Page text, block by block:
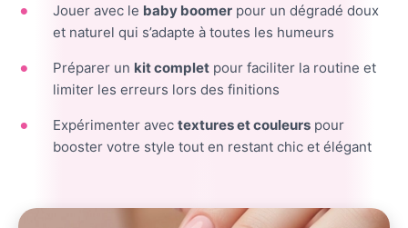
Jouer avec le baby boomerpour un dégradé doux
et naturel qui s’adapte à toutes les humeurs
Préparer un kit completpour faciliter la routine et
limiter les erreurs lors des finitions
Expérimenter avec textures et couleurspour
booster votre style tout en restant chic et élégant